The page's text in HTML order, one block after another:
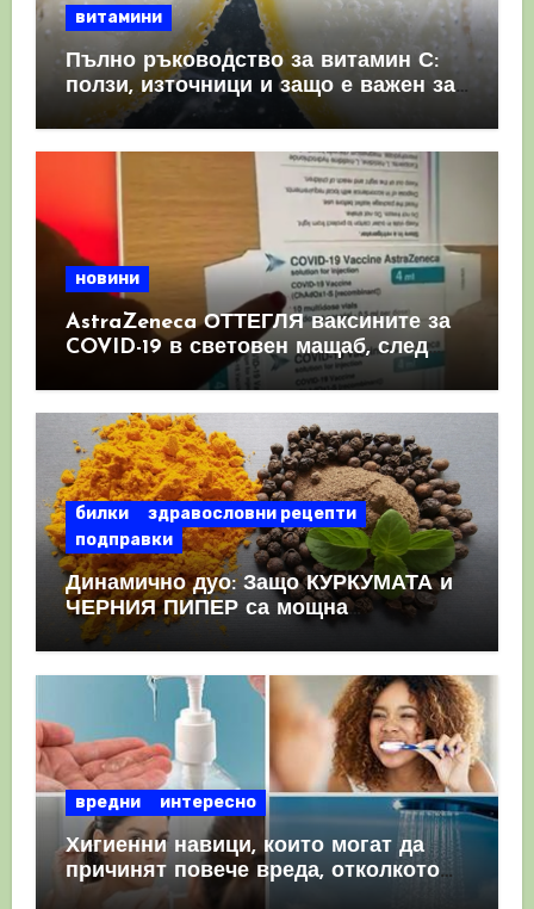
витамини
Пълно ръководство за витамин С:
ползи, източници и защо е важен за
имунната система
новини
AstraZeneca ОТТЕГЛЯ ваксините за
COVID-19 в световен мащаб, след
като призна, че те причиняват
билки
здравословни рецепти
подправки
Динамично дуо: Защо КУРКУМАТА и
ЧЕРНИЯ ПИПЕР са мощна
комбинация
вредни интересно
Хигиенни навици, които могат да
причинят повече вреда, отколкото
полза